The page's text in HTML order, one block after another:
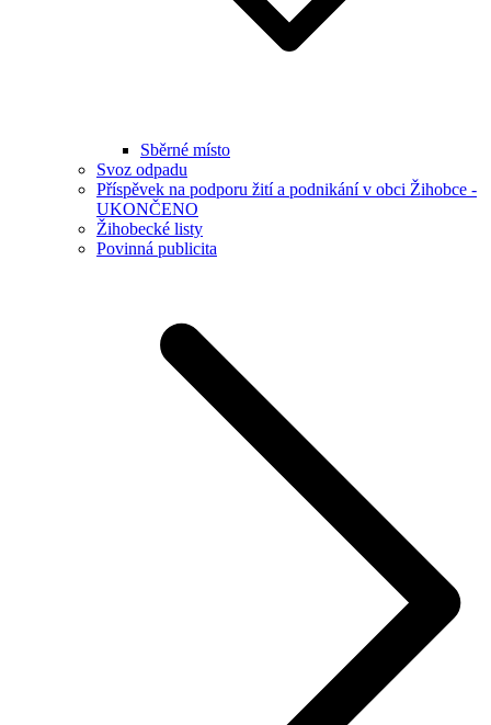
Sběrné místo
Svoz odpadu
Příspěvek na podporu žití a podnikání v obci Žihobce -
UKONČENO
Žihobecké listy
Povinná publicita